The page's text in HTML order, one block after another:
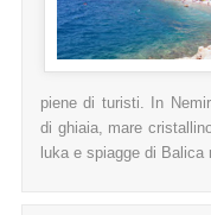
piene di turisti. In
di ghiaia, mare
luka e spiagge di Balica